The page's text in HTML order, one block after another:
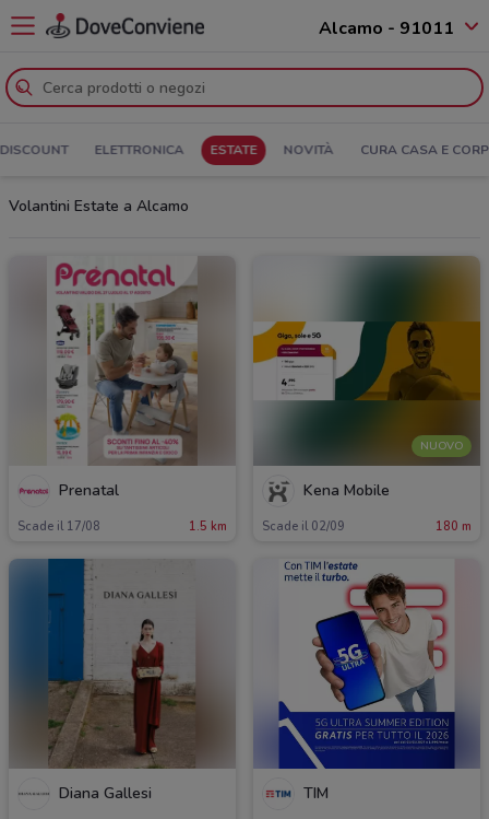
Alcamo - 91011
DISCOUNT ELETTRONICA ESTATE NOVITÀ CURA CASA E
Volantini Estate a Alcamo
Prenatal
Scade il 17/08 1.5 km
NUOVO
Kena Mobile
Scade il 02/09 180 m
Diana Gallesi TIM